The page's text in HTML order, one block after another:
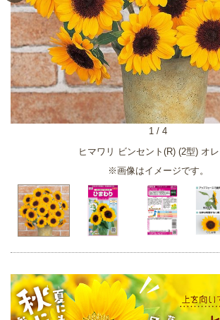
ヒマワリ ビンセント(R) (2型) オ
※画像はイメージです。
1 / 4